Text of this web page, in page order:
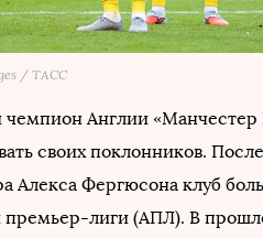
/ ТАСС
Англии
своих поклонников.
Алекса Фергюсона клуб
премьер-лиги (АПЛ). В